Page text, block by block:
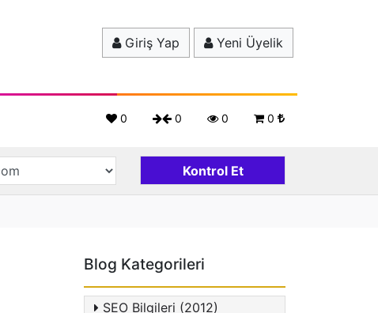
Giriş Yap Yeni Üyelik
0
0
0
0
Blog Kategorileri
SEO Bilgileri (2012)